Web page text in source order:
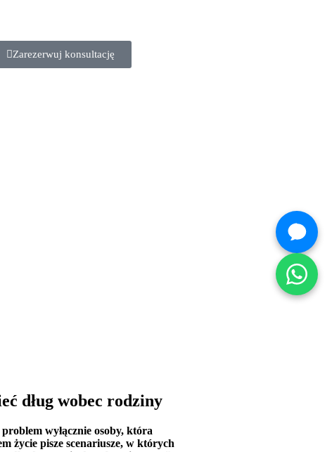
Zarezerwuj konsultację
dług wobec rodziny
wyłącznie osoby, która
życie pisze scenariusze, w których